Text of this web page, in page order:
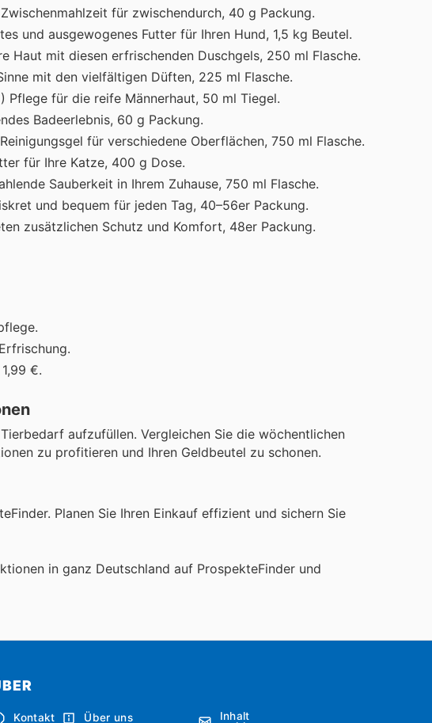
für zwischendurch, 40 g Packung.
und ausgewogenes Futter für Ihren Hund, 1,5 kg Beutel.
Haut mit diesen erfrischenden Duschgels, 250 ml Flasche.
mit den vielfältigen Düften, 225 ml Flasche.
für die reife Männerhaut, 50 ml Tiegel.
Badeerlebnis, 60 g Packung.
für verschiedene Oberflächen, 750 ml Flasche.
für Ihre Katze, 400 g Dose.
Sauberkeit in Ihrem Zuhause, 750 ml Flasche.
und bequem für jeden Tag, 40–56er Packung.
zusätzlichen Schutz und Komfort, 48er Packung.
€.
aufzufüllen. Vergleichen Sie die wöchentlichen
zu profitieren und Ihren Geldbeutel zu schonen.
Planen Sie Ihren Einkauf effizient und sichern Sie
in ganz Deutschland auf ProspekteFinder und
Kontakt Über uns
Inhalt